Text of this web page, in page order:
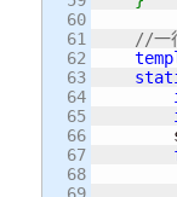
60
61
62
63
64
65
66
67
68
//一